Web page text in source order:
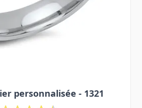
personnalisée - 1321